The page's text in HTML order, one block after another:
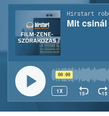
TECH HÍREK
FILM-ZENE-
PLAYLIST
MI AZ A ROBOT